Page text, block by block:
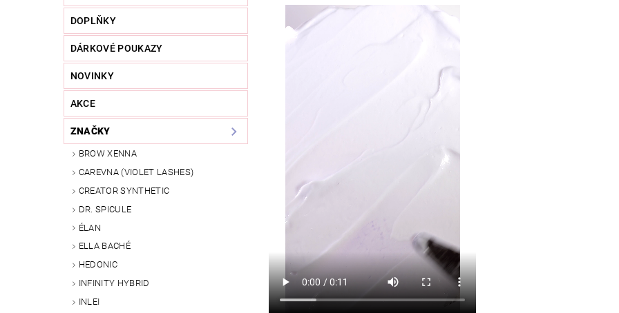
DOPLŇKY
DÁRKOVÉ POUKAZY
NOVINKY
AKCE
ZNAČKY
BROW XENNA
CAREVNA (VIOLET LASHES)
CREATOR SYNTHETIC
DR. SPICULE
ÉLAN
ELLA BACHÉ
HEDONIC
INFINITY HYBRID
INLEI